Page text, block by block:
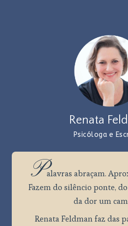
Renata
Psicóloga e
Palavras abraçam.
Fazem do silêncio ponte,
da dor um
Renata Feldman faz das